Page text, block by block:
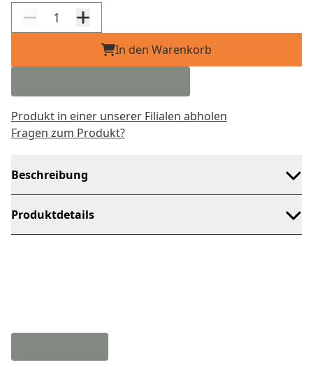
In den Warenkorb
Produkt in einer unserer Filialen abholen
Fragen zum Produkt?
Beschreibung
Produktdetails